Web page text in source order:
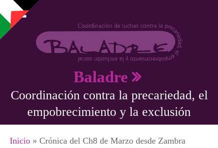
Pasar al contenido principal
Baladre
Coordinación contra la precariedad, el
empobrecimiento y la exclusión
Se encuentra usted aquí
Inicio » Crónica del Ch8 de Marzo desde Zambra